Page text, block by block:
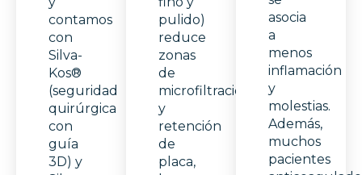
contamos
con
Silva-
Kos®
(seguridad
quirúrgica
con
guía
3D) y
pulido)
reduce
zonas
de
microfiltración
y
retención
de
placa,
asocia
a
menos
inflamación
y
molestias.
Además,
muchos
pacientes